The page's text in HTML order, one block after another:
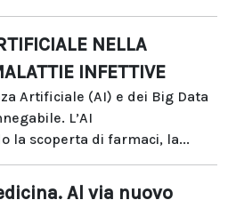
NELLA
INFETTIVE
Artificiale (AI) e dei Big Data
L’AI
la scoperta di farmaci, la...
Al via nuovo